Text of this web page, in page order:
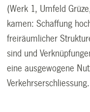
(Werk 1, Umfeld
kamen: Schaffung
freiräumlicher
sind und
eine ausgewogene
Verkehrserschliessung.